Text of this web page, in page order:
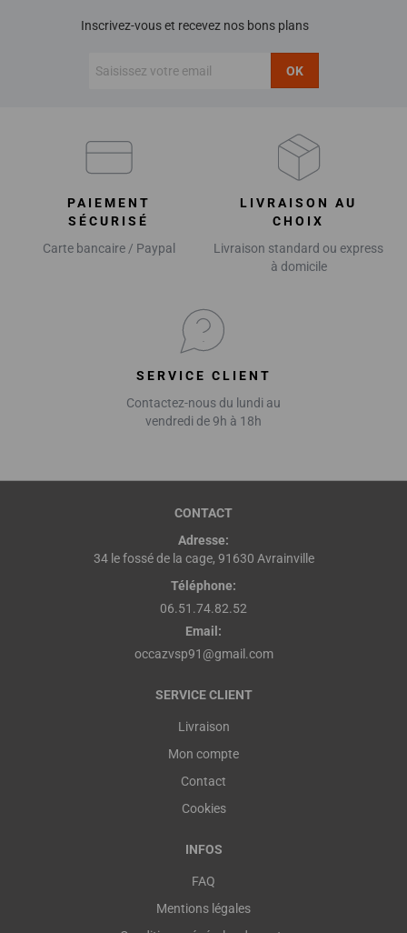
Inscrivez-vous et recevez nos bons plans
OK
PAIEMENT
SÉCURISÉ
Carte bancaire / Paypal
LIVRAISON AU
CHOIX
Livraison standard ou express
à domicile
SERVICE CLIENT
Contactez-nous du lundi au
vendredi de 9h à 18h
CONTACT
Adresse:
34 le fossé de la cage, 91630 Avrainville
Téléphone:
06.51.74.82.52
Email:
occazvsp91@gmail.com
SERVICE CLIENT
Livraison
Mon compte
Contact
Cookies
INFOS
FAQ
Mentions légales